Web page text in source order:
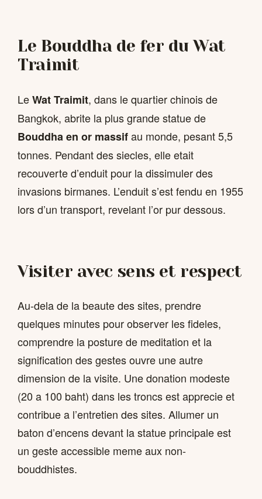
Le Bouddha de fer du Wat
Traimit
LeWat Traimit, dans le quartier chinois de
Bangkok, abrite la plus grande statue de
Bouddha en or massifau monde, pesant 5,5
tonnes. Pendant des siecles, elle etait
recouverte d’enduit pour la dissimuler des
invasions birmanes. L’enduit s’est fendu en 1955
lors d’un transport, revelant l’or pur dessous.
Visiter avec sens et respect
Au-dela de la beaute des sites, prendre
quelques minutes pour observer les fideles,
comprendre la posture de meditation et la
signification des gestes ouvre une autre
dimension de la visite. Une donation modeste
(20 a 100 baht) dans les troncs est apprecie et
contribue a l’entretien des sites. Allumer un
baton d’encens devant la statue principale est
un geste accessible meme aux non-
bouddhistes.